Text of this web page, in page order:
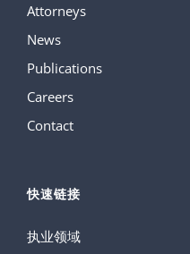
Attorneys
News
Publications
Careers
Contact
快速链接
执业领域